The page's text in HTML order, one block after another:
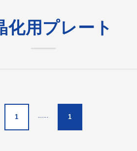
化用プレート
1 1